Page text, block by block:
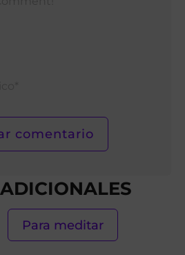
Para meditar